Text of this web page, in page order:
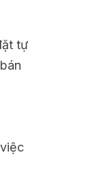
tự